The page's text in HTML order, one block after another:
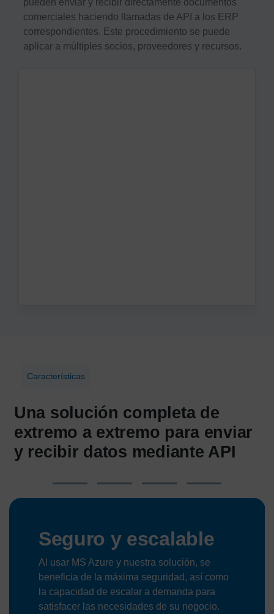
pueden enviar y recibir directamente documentos
comerciales haciendo llamadas de API a los ERP
correspondientes. Este procedimiento se puede
aplicar a múltiples socios, proveedores y recursos.
Características
Una solución completa de
extremo a extremo para enviar
y recibir datos mediante API
Seguro y escalable
Al usar MS Azure y nuestra solución, se
beneficia de la máxima seguridad, así como
la capacidad de escalar a demanda para
satisfacer las necesidades de su negocio.